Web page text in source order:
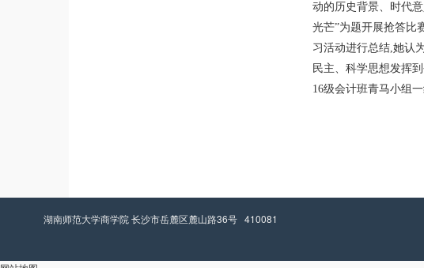
动的历史背景、时代
光芒”为题开展抢答比
习活动进行总结,她认
民主、科学思想发挥
16级会计班青马小组
湖南师范大学商学院 长沙市岳麓区麓山路36号 410081